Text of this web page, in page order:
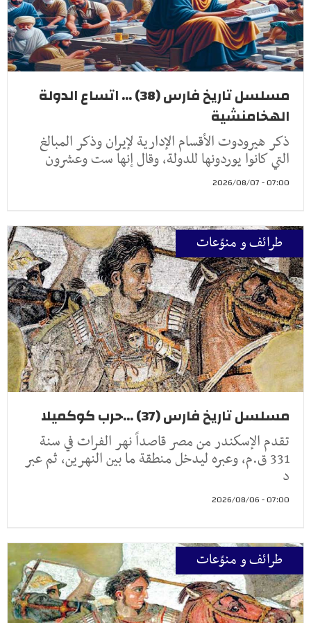
مسلسل تاريخ فارس (38) ... اتساع الدولة
الهخامنشية
ذكر هيرودوت الأقسام الإدارية لإيران وذكر المبالغ
التي كانوا يوردونها للدولة، وقال إنها ست وعشرون
07:00 - 2026/08/07
طرائف و منوّعات
مسلسل تاريخ فارس (37) ...حرب كوكميلا
تقدم الإسكندر من مصر قاصداً نهر الفرات في سنة
331 ق.م، وعبره ليدخل منطقة ما بين النهرين، ثم عبر
د
07:00 - 2026/08/06
طرائف و منوّعات